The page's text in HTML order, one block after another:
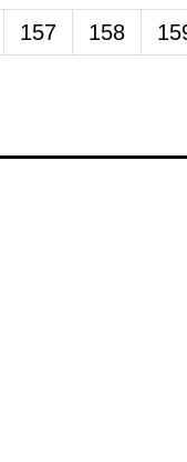
157 158